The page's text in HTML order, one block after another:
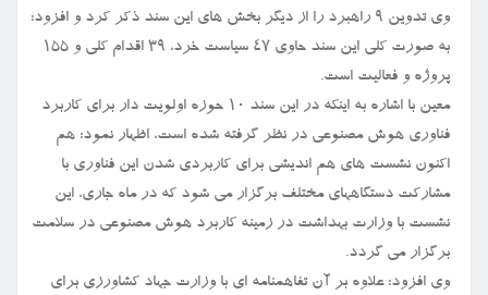
وی تدوین ۹ راهبرد را از دیگر بخش های این سند ذکر کرد و افزود:
به صورت کلی این سند حاوی ۴۷ سیاست خرد، ۳۹ اقدام کلی و ۱۵۵
پروژه و فعالیت است.
معین با اشاره به اینکه در این سند ۱۰ حوزه اولویت دار برای کاربرد
فناوری هوش مصنوعی در نظر گرفته شده است، اظهار نمود: هم
اکنون نشست های هم اندیشی برای کاربردی شدن این فناوری با
مشارکت دستگاههای مختلف برگزار می شود که در ماه جاری، این
نشست با وزارت بهداشت در زمینه کاربرد هوش مصنوعی در سلامت
برگزار می گردد.
وی افزود: علاوه بر آن تفاهمنامه ای با وزارت جهاد کشاورزی برای